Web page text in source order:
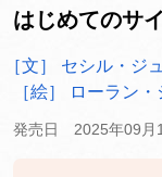
はじめてのサ
［文］ セシル・ジ
［絵］ ローラン
発売日 2025年09月